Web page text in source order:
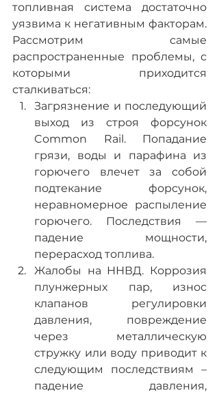
топливная система достаточно
уязвима к негативным факторам.
Рассмотрим самые
распространенные проблемы, с
которыми приходится
сталкиваться:
Загрязнение и последующий
выход из строя форсунок
Common Rail. Попадание
грязи, воды и парафина из
горючего влечет за собой
подтекание форсунок,
неравномерное распыление
горючего. Последствия —
падение мощности,
перерасход топлива.
Жалобы на ННВД. Коррозия
плунжерных пар, износ
клапанов регулировки
давления, повреждение
через металлическую
стружку или воду приводит к
следующим последствиям –
падение давления,